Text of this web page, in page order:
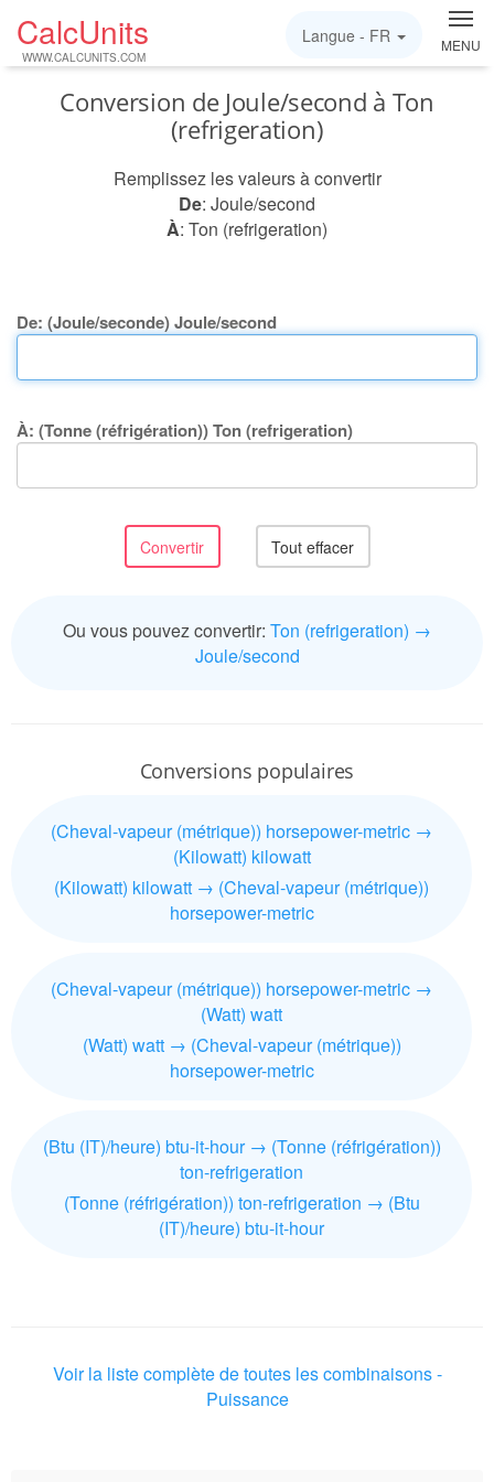
CalcUnits
WWW.CALCUNITS.COM
MENU
Langue - FR
Conversion de Joule/second à Ton
(refrigeration)
Remplissez les valeurs à convertir
De: Joule/second
À: Ton (refrigeration)
De: (Joule/seconde) Joule/second
À: (Tonne (réfrigération)) Ton (refrigeration)
Ou vous pouvez convertir: Ton (refrigeration) →
Joule/second
Conversions populaires
(Cheval-vapeur (métrique)) horsepower-metric →
(Kilowatt) kilowatt
(Kilowatt) kilowatt → (Cheval-vapeur (métrique))
horsepower-metric
(Cheval-vapeur (métrique)) horsepower-metric →
(Watt) watt
(Watt) watt → (Cheval-vapeur (métrique))
horsepower-metric
(Btu (IT)/heure) btu-it-hour → (Tonne (réfrigération))
ton-refrigeration
(Tonne (réfrigération)) ton-refrigeration → (Btu
(IT)/heure) btu-it-hour
Voir la liste complète de toutes les combinaisons -
Puissance